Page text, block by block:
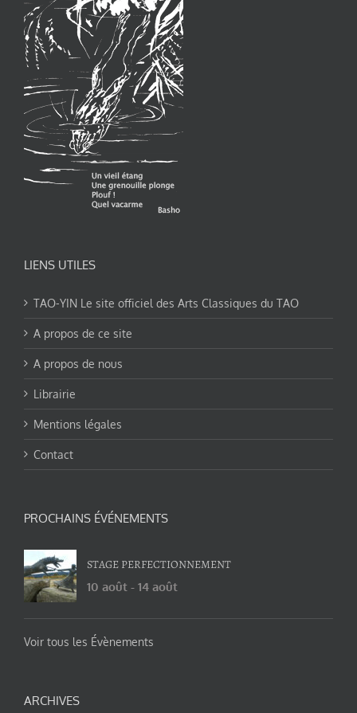
LIENS UTILES
TAO-YIN Le site officiel des Arts Classiques du TAO
A propos de ce site
A propos de nous
Librairie
Mentions légales
Contact
PROCHAINS ÉVÉNEMENTS
STAGE PERFECTIONNEMENT
10 août - 14 août
Voir tous les Évènements
ARCHIVES